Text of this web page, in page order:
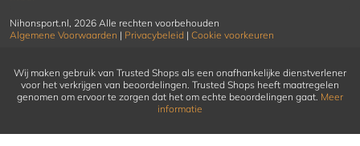
Nihonsport.nl, 2026 Alle rechten voorbehouden
Algemene Voorwaarden | Privacybeleid | Cookie voorkeuren
Wij maken gebruik van Trusted Shops als een onafhankelijke dienstverlener
voor het verkrijgen van beoordelingen. Trusted Shops heeft maatregelen
genomen om ervoor te zorgen dat het om echte beoordelingen gaat. Meer
informatie